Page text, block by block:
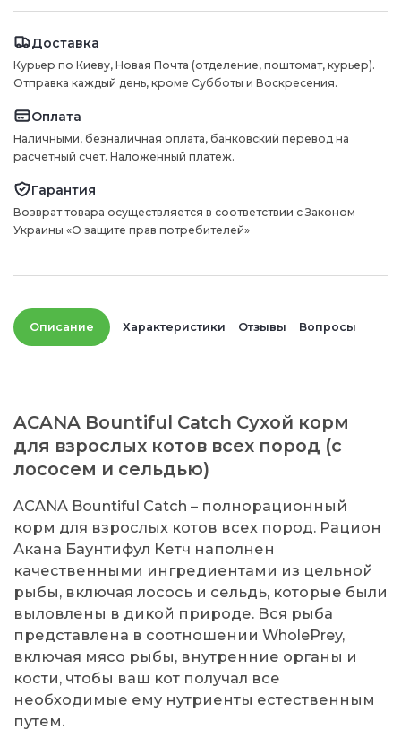
Доставка
Курьер по Киеву, Новая Почта (отделение, поштомат, курьер).
Отправка каждый день, кроме Субботы и Воскресения.
Оплата
Наличными, безналичная оплата, банковский перевод на
расчетный счет. Наложенный платеж.
Гарантия
Возврат товара осуществляется в соответствии с Законом
Украины «О защите прав потребителей»
Описание Характеристики Отзывы Вопросы
ACANA Bountiful Catch Сухой корм
для взрослых котов всех пород (с
лососем и сельдью)
ACANA Bountiful Catch – полнорационный
корм для взрослых котов всех пород. Рацион
Акана Баунтифул Кетч наполнен
качественными ингредиентами из цельной
рыбы, включая лосось и сельдь, которые были
выловлены в дикой природе. Вся рыба
представлена в соотношении WholePrey,
включая мясо рыбы, внутренние органы и
кости, чтобы ваш кот получал все
необходимые ему нутриенты естественным
путем.